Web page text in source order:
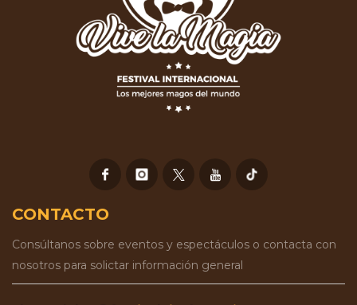
CONTACTO
Consúltanos sobre eventos y espectáculos o contacta con
nosotros para solictar información general